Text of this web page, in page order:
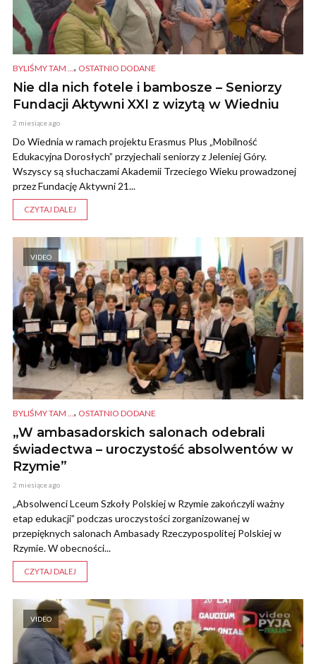
BYLIŚMY TAM ... , OSTATNIO DODANE
Nie dla nich fotele i bambosze – Seniorzy
Fundacji Aktywni XXI z wizytą w Wiedniu
2 miesiące ago
Do Wiednia w ramach projektu Erasmus Plus „Mobilność
Edukacyjna Dorosłych” przyjechali seniorzy z Jeleniej Góry.
Wszyscy są słuchaczami Akademii Trzeciego Wieku prowadzonej
przez Fundację Aktywni 21...
CZYTAJ DALEJ
VIDEO
BYLIŚMY TAM ... , OSTATNIO DODANE
„W ambasadorskich salonach odebrali
świadectwa – uroczystość absolwentów w
Rzymie”
2 miesiące ago
„Absolwenci Lceum Szkoły Polskiej w Rzymie zakończyli ważny
etap edukacji” podczas uroczystości zorganizowanej w
przepięknych salonach Ambasady Rzeczypospolitej Polskiej w
Rzymie. W obecności...
CZYTAJ DALEJ
VIDEO